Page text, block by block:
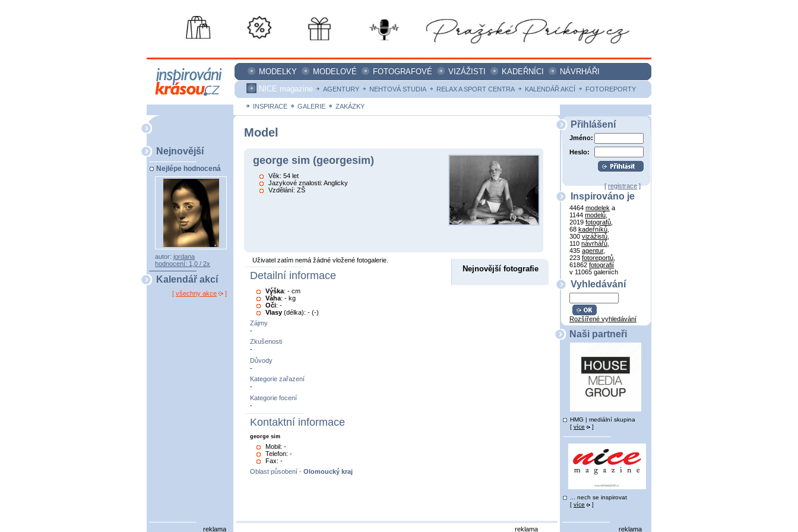
MODELKY MODELOVÉ FOTOGRAFOVÉ VIZÁŽISTI KADEŘNÍCI
NÁVRHÁŘI
NICE magazine
AGENTURY NEHTOVÁ STUDIA RELAX A SPORT CENTRA KALENDÁŘ AKCÍ FOTOREPORTY
INSPIRACE GALERIE ZAKÁZKY
Nejnovější
Nejlépe hodnocená
autor: jordana
hodnocení: 1,0 / 2x
Kalendář akcí
[ všechny akce ]
Model
george sim (georgesim)
Věk: 54 let
Jazykové znalosti: Anglicky
Vzdělání: ZŠ
Nejnovější fotografie
Uživatel zatím nemá žádné vložené fotogalerie.
Detailní informace
Výška: - cm
Váha: - kg
Oči: -
Vlasy (délka): - (-)
Zájmy
-
Zkušenosti
-
Důvody
-
Kategorie zařazení
-
Kategorie focení
-
Kontaktní informace
george sim
Mobil: -
Telefon: -
Fax: -
Oblast působení - Olomoucký kraj
Přihlášení
Jméno:
Heslo:
[registrace]
Inspirováno je
4464 modelek a
1144 modelů
2019 fotografů
68 kadeřníků
300 vizážistů
110 návrhářů
435 agentur,
223 fotoreportů
61862 fotografií
v 11065 galeriích
Vyhledávání
Rozšířené vyhledávání
Naši partneři
HMG | mediální skupina
[ více ]
... nech se inspirovat
[ více ]
reklama reklama reklama